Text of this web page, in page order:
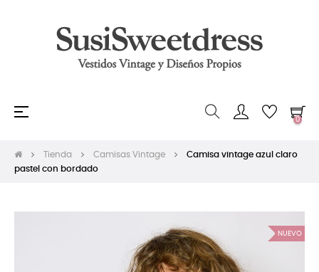
Navegación
☰
0
Tienda Camisas Vintage
Camisa vintage azul claro
pastel con bordado
NUEVO